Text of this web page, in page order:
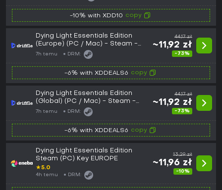
-10% with XDD10 copy
Dying Light Essentials Edition
(Europe) (PC / Mac) - Steam -
Digital Key
7h temu DRM:
44,17 zł
~11,92 zł
-73%
-6% with XDDEALS6 copy
Dying Light Essentials Edition
(Global) (PC / Mac) - Steam -
Digital Key
7h temu DRM:
44,17 zł
~11,92 zł
-73%
-6% with XDDEALS6 copy
Dying Light Essentials Edition
Steam (PC) Key EUROPE
★5.0
4h temu DRM:
13,29 zł
~11,96 zł
-10%